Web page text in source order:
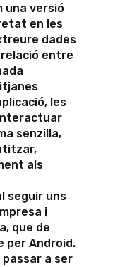
una versió
en les
dades
entre
les
senzilla,
als
seguir uns
i
que de
per Android.
passar a ser